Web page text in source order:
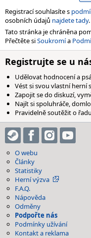
Registrací souhlasíte s
osobních údajů najdete tady.
Tato stránka je chráněna
Přečtěte siSoukromía
Registrujte se u
Udělovat hodnocení a
Vést si svou vlastní herní
Zapojit se do diskuzí,
Najít si spoluhráče,
Pravidelně soutěžit o
O webu
Články
Statistiky
Herní výzva
F.A.Q.
Nápověda
Odměny
Podpořte nás
Podmínky užívání
Kontakt a reklama